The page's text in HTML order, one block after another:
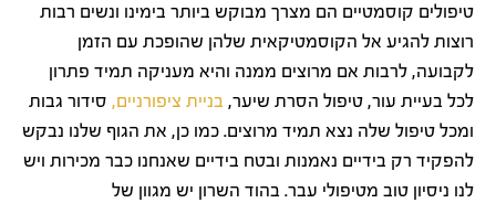
טיפולים קוסמטיים הם מצרך מבוקש ביותר בימינו ונשים רבות
רוצות להגיע אל הקוסמטיקאית שלהן שהופכת עם הזמן
לקבועה, לרבות אם מרוצים ממנה והיא מעניקה תמיד פתרון
לכל בעיית עור, טיפול הסרת שיער, בניית ציפורניים, סידור גבות
ומכל טיפול שלה נצא תמיד מרוצים. כמו כן, את הגוף שלנו נבקש
להפקיד רק בידיים נאמנות ובטח בידיים שאנחנו כבר מכירות ויש
לנו ניסיון טוב מטיפולי עבר. בהוד השרון יש מגוון של